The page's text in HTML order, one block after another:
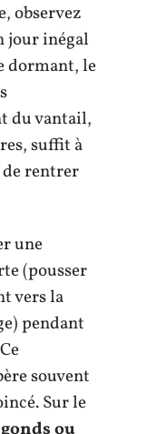
observez
jour inégal
dormant, le
du vantail,
suffit à
rentrer
une
(pousser
vers la
pendant
souvent
Sur le